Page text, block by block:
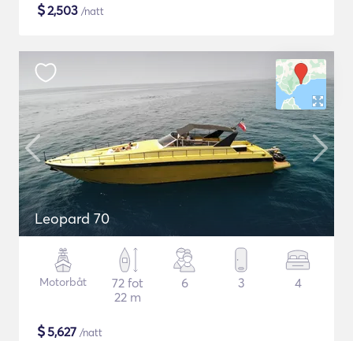
$2,503 /natt
Leopard 70
Motorbåt
72 fot
22 m
6 3 4
$5,627 /natt